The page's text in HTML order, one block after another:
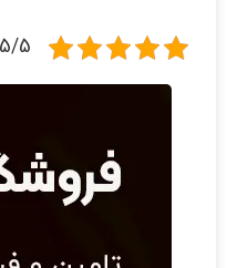
5/5 - (1 امتیاز)